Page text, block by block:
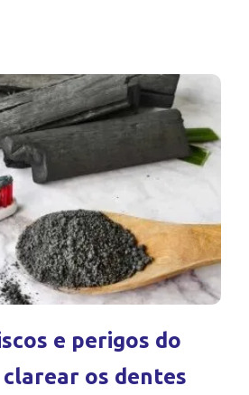
e perigos do
os dentes